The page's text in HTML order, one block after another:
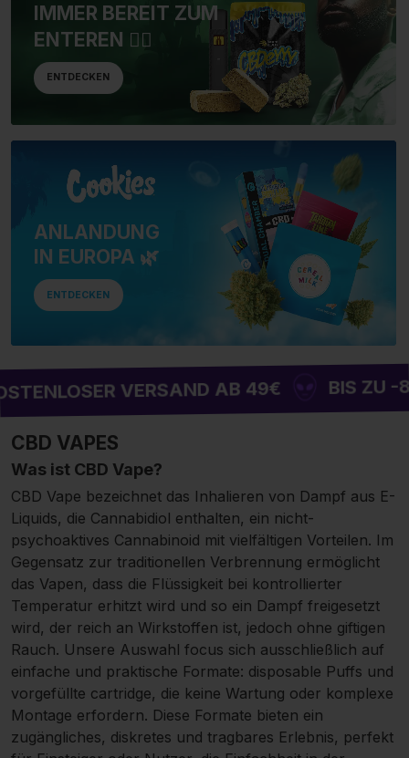
IMMER BEREIT ZUM
ENTEREN 🏴‍☠️
ENTDECKEN
ANLANDUNG
IN EUROPA 🌿
ENTDECKEN
VERSAND AB 49€ BIS ZU -85% AUF
CBD VAPES
Was ist CBD Vape?
CBD Vape bezeichnet das Inhalieren von Dampf aus E-
Liquids, die Cannabidiol enthalten, ein nicht-
psychoaktives Cannabinoid mit vielfältigen Vorteilen. Im
Gegensatz zur traditionellen Verbrennung ermöglicht
das Vapen, dass die Flüssigkeit bei kontrollierter
Temperatur erhitzt wird und so ein Dampf freigesetzt
wird, der reich an Wirkstoffen ist, jedoch ohne giftigen
Rauch. Unsere Auswahl focus sich ausschließlich auf
einfache und praktische Formate: disposable Puffs und
vorgefüllte cartridge, die keine Wartung oder komplexe
Montage erfordern. Diese Formate bieten ein
zugängliches, diskretes und tragbares Erlebnis, perfekt